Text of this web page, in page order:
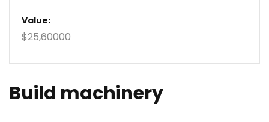
Value:
$25,60000
Build machinery